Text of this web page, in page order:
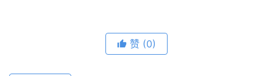
赞 (0)